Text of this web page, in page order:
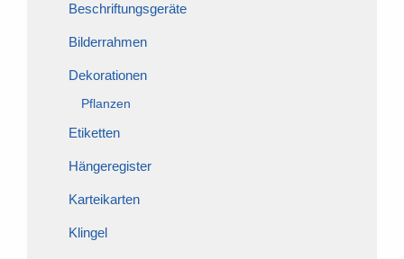
Beschriftungsgeräte
Bilderrahmen
Dekorationen
Pflanzen
Etiketten
Hängeregister
Karteikarten
Klingel